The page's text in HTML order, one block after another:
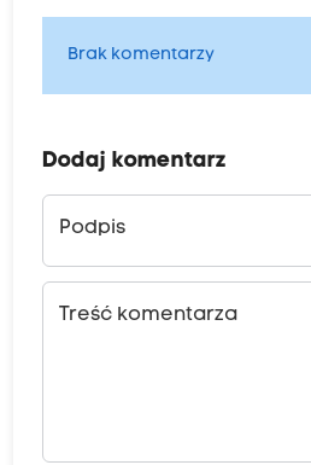
Brak komentarzy
Dodaj komentarz
Podpis
Treść komentarza